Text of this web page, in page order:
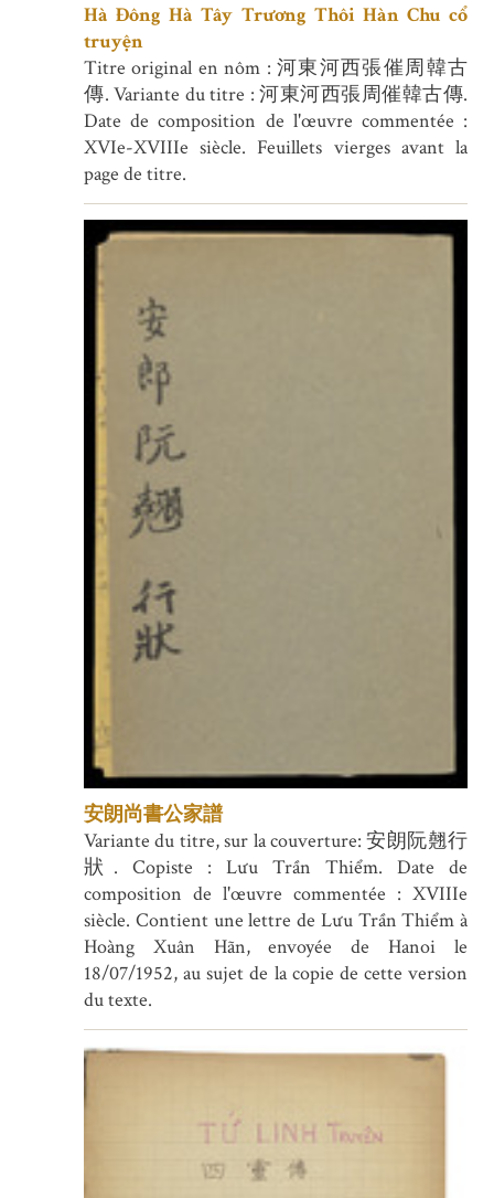
Hà Đông Hà Tây Trương Thôi Hàn Chu cổ
truyện
Titre original en nôm : 河東河西張催周韓古
傳. Variante du titre : 河東河西張周催韓古傳.
Date de composition de l'œuvre commentée :
XVIe-XVIIIe siècle. Feuillets vierges avant la
page de titre.
安朗尚書公家譜
Variante du titre, sur la couverture: 安朗阮翹行
狀. Copiste : Lưu Trần Thiểm. Date de
composition de l'œuvre commentée : XVIIIe
siècle. Contient une lettre de Lưu Trần Thiểm à
Hoàng Xuân Hãn, envoyée de Hanoi le
18/07/1952, au sujet de la copie de cette version
du texte.